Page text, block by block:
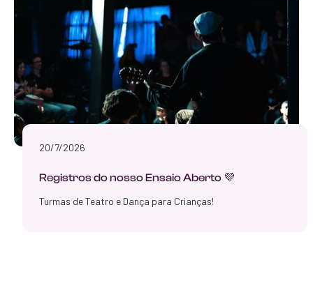
20/7/2026
Registros do nosso Ensaio Aberto 💜
Turmas de Teatro e Dança para Crianças!